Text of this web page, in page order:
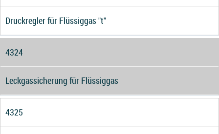
Druckregler für Flüssiggas "t"
4324
Leckgassicherung für Flüssiggas
4325